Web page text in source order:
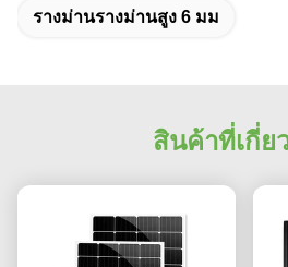
รางม่านรางม่านสูง 6 มม
สินค้าที่เกี่ย